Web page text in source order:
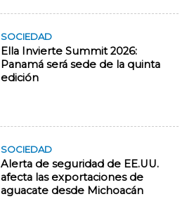
SOCIEDAD
Ella Invierte Summit 2026:
Panamá será sede de la quinta
edición
SOCIEDAD
Alerta de seguridad de EE.UU.
afecta las exportaciones de
aguacate desde Michoacán